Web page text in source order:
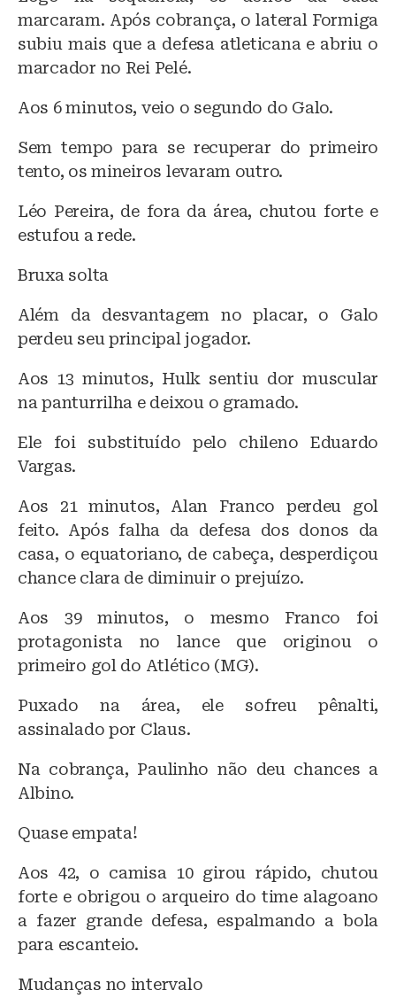
marcaram. Após cobrança, o lateral Formiga
subiu mais que a defesa atleticana e abriu o
marcador no Rei Pelé.
Aos 6 minutos, veio o segundo do Galo.
Sem tempo para se recuperar do primeiro
tento, os mineiros levaram outro.
Léo Pereira, de fora da área, chutou forte e
estufou a rede.
Bruxa solta
Além da desvantagem no placar, o Galo
perdeu seu principal jogador.
Aos 13 minutos, Hulk sentiu dor muscular
na panturrilha e deixou o gramado.
Ele foi substituído pelo chileno Eduardo
Vargas.
Aos 21 minutos, Alan Franco perdeu gol
feito. Após falha da defesa dos donos da
casa, o equatoriano, de cabeça, desperdiçou
chance clara de diminuir o prejuízo.
Aos 39 minutos, o mesmo Franco foi
protagonista no lance que originou o
primeiro gol do Atlético (MG).
Puxado na área, ele sofreu pênalti,
assinalado por Claus.
Na cobrança, Paulinho não deu chances a
Albino.
Quase empata!
Aos 42, o camisa 10 girou rápido, chutou
forte e obrigou o arqueiro do time alagoano
a fazer grande defesa, espalmando a bola
para escanteio.
Mudanças no intervalo